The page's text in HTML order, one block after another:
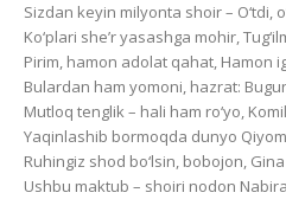
Sizdan keyin milyonta shoir – O‘tdi,
Ko‘plari she’r yasashga mohir,
Pirim, hamon adolat qahat, Hamon
Bulardan ham yomoni, hazrat:
Mutloq tenglik – hali ham ro‘yo,
Yaqinlashib bormoqda dunyo
Ruhingiz shod bo‘lsin, bobojon,
Ushbu maktub – shoiri nodon